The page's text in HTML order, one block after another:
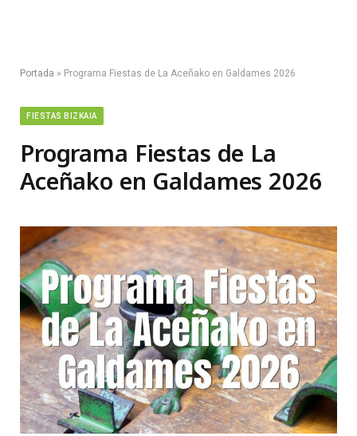
Portada » Programa Fiestas de La Aceñako en Galdames 2026
FIESTAS BIZKAIA
Programa Fiestas de La
Aceñako en Galdames 2026